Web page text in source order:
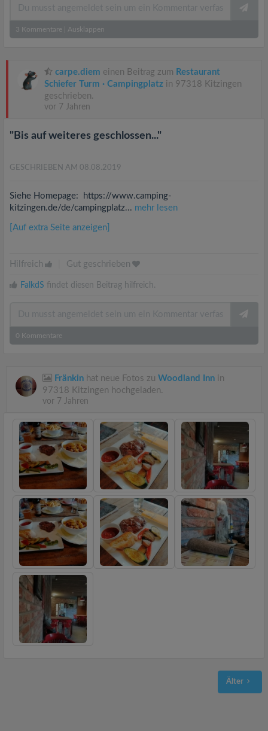
3 Kommentare Ausklappen
carpe.diem einen Beitrag zum Restaurant
Schiefer Turm · Campingplatz in 97318 Kitzingen
geschrieben.
vor 7 Jahren
"Bis auf weiteres geschlossen..."
GESCHRIEBEN AM 08.08.2019
Siehe Homepage: https://www.camping-
kitzingen.de/de/campingplatz... mehr lesen
[Auf extra Seite anzeigen]
Hilfreich Gut geschrieben
FalkdS findet diesen Beitrag hilfreich.
0 Kommentare
Fränkin hat neue Fotos zu Woodland Inn in
97318 Kitzingen hochgeladen.
vor 7 Jahren
Älter